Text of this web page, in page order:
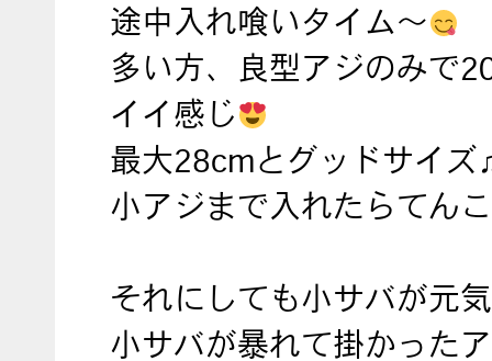
途中入れ喰いタイム〜
多い方、良型アジのみで
イイ感じ
最大28cmとグッドサイズ
小アジまで入れたらてん
それにしても小サバが元
小サバが暴れて掛かった